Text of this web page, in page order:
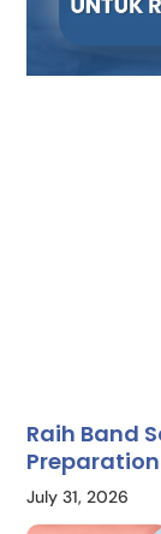
Raih Band
July 31, 2026